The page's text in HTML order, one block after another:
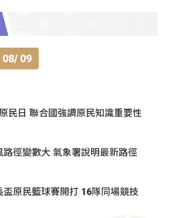
08/ 09
民日 聯合國強調原民知識重要性
路徑變數大 氣象署說明最新路徑
盃原民籃球賽開打 16隊同場競技